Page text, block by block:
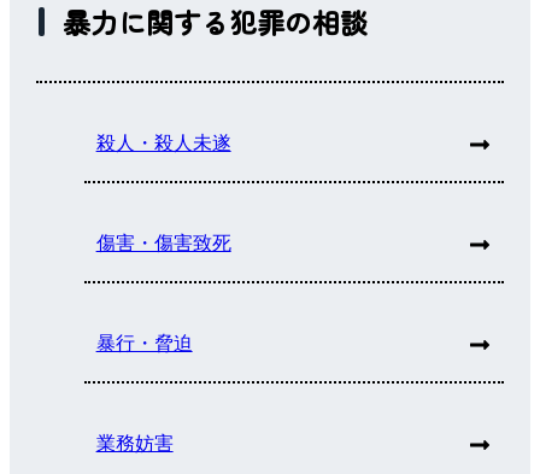
暴力に関する犯罪の相談
殺人・殺人未遂
傷害・傷害致死
暴行・脅迫
業務妨害